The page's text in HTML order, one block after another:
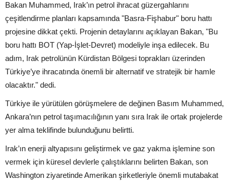
Bakan Muhammed, Irak’ın petrol ihracat güzergahlarını
çeşitlendirme planları kapsamında "Basra-Fişhabur" boru hattı
projesine dikkat çekti. Projenin detaylarını açıklayan Bakan, "Bu
boru hattı BOT (Yap-İşlet-Devret) modeliyle inşa edilecek. Bu
adım, Irak petrolünün Kürdistan Bölgesi toprakları üzerinden
Türkiye’ye ihracatında önemli bir alternatif ve stratejik bir hamle
olacaktır." dedi.
Türkiye ile yürütülen görüşmelere de değinen Basım Muhammed,
Ankara’nın petrol taşımacılığının yanı sıra Irak ile ortak projelerde
yer alma teklifinde bulunduğunu belirtti.
Irak’ın enerji altyapısını geliştirmek ve gaz yakma işlemine son
vermek için küresel devlerle çalıştıklarını belirten Bakan, son
Washington ziyaretinde Amerikan şirketleriyle önemli mutabakat